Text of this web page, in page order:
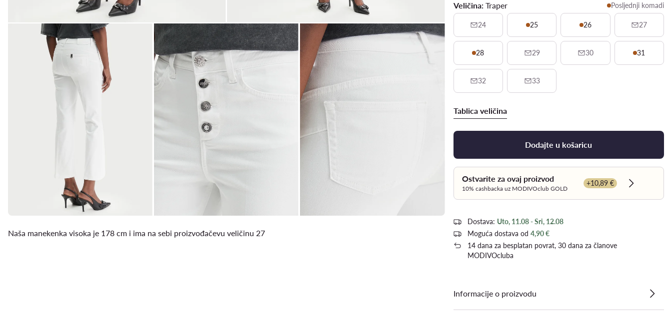
Naša manekenka visoka je 178 cm i ima na sebi proizvođačevu veličinu 27
Veličina: Traper Posljednji komadi
24 25 26 27
28 29 30 31
32 33
Tablica veličina
Dodajte u košaricu
Ostvarite za ovaj proizvod
10% cashbacka uz MODIVOclub GOLD
+10,89 €
Dowiedz
Dostava: Uto, 11.08 - Sri, 12.08
Moguća dostava od 4,90 €
14 dana za besplatan povrat, 30 dana za članove
MODIVOcluba
Informacije o proizvodu